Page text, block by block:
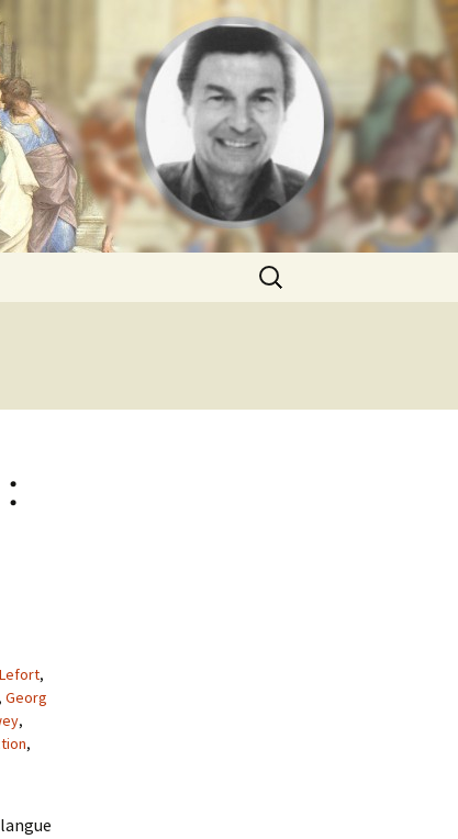
Rechercher :
,
, Georg
,
,